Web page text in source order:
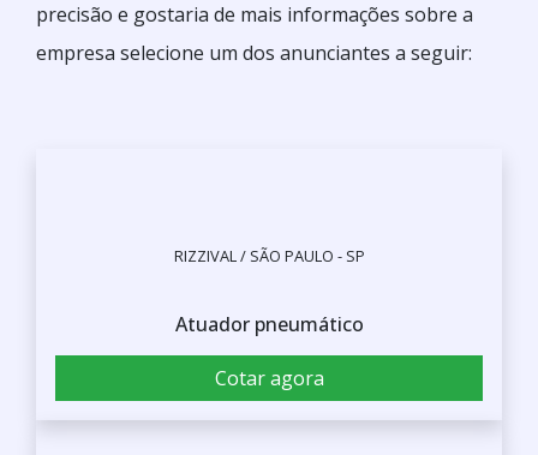
precisão e gostaria de mais informações sobre a
empresa selecione um dos anunciantes a seguir:
RIZZIVAL / SÃO PAULO - SP
Atuador pneumático
Cotar agora